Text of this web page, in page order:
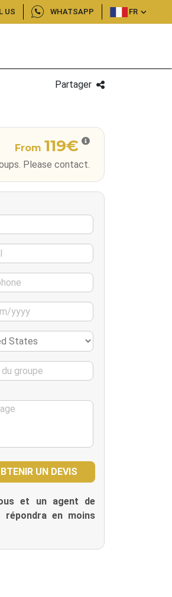
US WHATSAPP FR
Partager
From 119€
Please contact.
et un agent de
répondra en moins